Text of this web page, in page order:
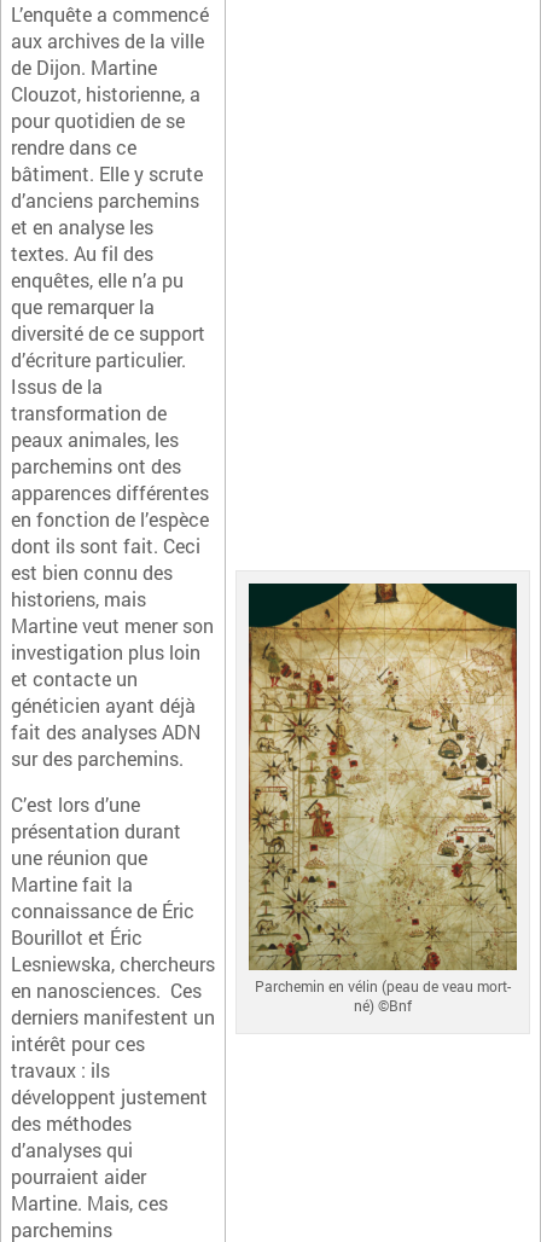
L’enquête a commencé
aux archives de la ville
de Dijon. Martine
Clouzot, historienne, a
pour quotidien de se
rendre dans ce
bâtiment. Elle y scrute
d’anciens parchemins
et en analyse les
textes. Au fil des
enquêtes, elle n’a pu
que remarquer la
diversité de ce support
d’écriture particulier.
Issus de la
transformation de
peaux animales, les
parchemins ont des
apparences différentes
en fonction de l’espèce
dont ils sont fait. Ceci
est bien connu des
historiens, mais
Martine veut mener son
investigation plus loin
et contacte un
généticien ayant déjà
fait des analyses ADN
sur des parchemins.
C’est lors d’une
présentation durant
une réunion que
Martine fait la
connaissance de Éric
Bourillot et Éric
Lesniewska, chercheurs
en nanosciences. Ces
derniers manifestent un
intérêt pour ces
travaux : ils
développent justement
des méthodes
d’analyses qui
pourraient aider
Martine. Mais, ces
parchemins
Parchemin en vélin (peau de veau mort-
né) ©Bnf